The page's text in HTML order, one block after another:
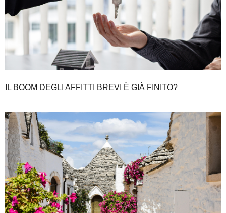
IL BOOM DEGLI AFFITTI BREVI È GIÀ FINITO?